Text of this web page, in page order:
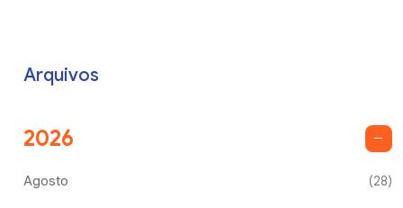
Arquivos
2026
Agosto (28)